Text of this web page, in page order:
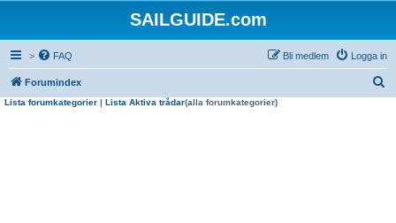
SAILGUIDE.com
> FAQ Logga in
Bli medlem
Forumindex
Lista forumkategorier | Lista Aktiva trådar(alla forumkategorier)